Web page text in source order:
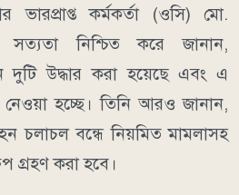
ভারপ্রাপ্ত কর্মকর্তা (ওসি) মো.
সত্যতা নিশ্চিত করে জানান,
দুটি উদ্ধার করা হয়েছে এবং এ
হচ্ছে। তিনি আরও জানান,
চলাচল বন্ধে নিয়মিত মামলাসহ
গ্রহণ করা হবে।